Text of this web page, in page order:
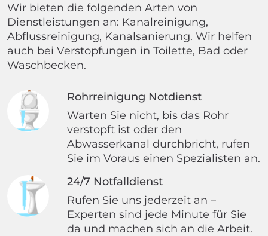
Wir bieten die folgenden Arten von
Dienstleistungen an: Kanalreinigung,
Abflussreinigung, Kanalsanierung. Wir helfen
auch bei Verstopfungen in Toilette, Bad oder
Waschbecken.
Rohrreinigung Notdienst
Warten Sie nicht, bis das Rohr
verstopft ist oder den
Abwasserkanal durchbricht, rufen
Sie im Voraus einen Spezialisten an.
24/7 Notfalldienst
Rufen Sie uns jederzeit an –
Experten sind jede Minute für Sie
da und machen sich an die Arbeit.